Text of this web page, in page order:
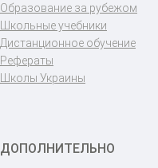
Образование за рубежом
Школьные учебники
Дистанционное обучение
Рефераты
Школы Украины
ДОПОЛНИТЕЛЬНО